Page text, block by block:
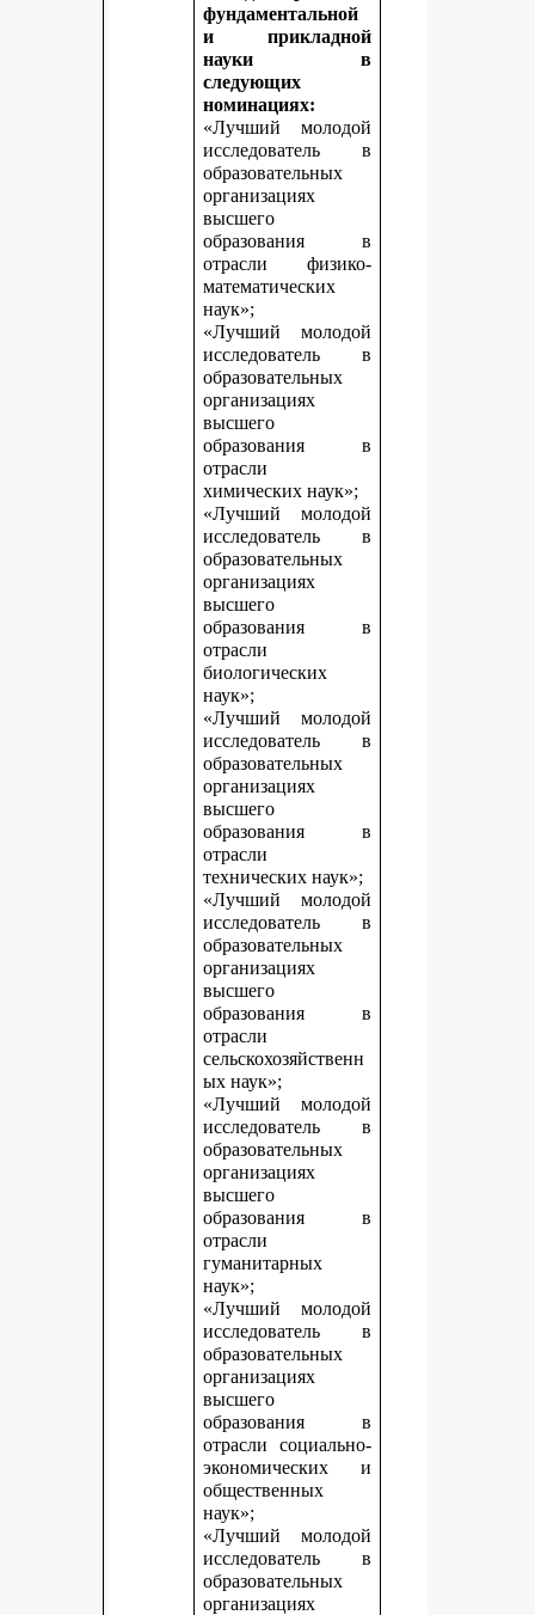
фундаментальной
и прикладной
науки в
следующих
номинациях:
«Лучший молодой
исследователь в
образовательных
организациях
высшего
образования в
отрасли физико-
математических
наук»;
«Лучший молодой
исследователь в
образовательных
организациях
высшего
образования в
отрасли
химических наук»;
«Лучший молодой
исследователь в
образовательных
организациях
высшего
образования в
отрасли
биологических
наук»;
«Лучший молодой
исследователь в
образовательных
организациях
высшего
образования в
отрасли
технических наук»;
«Лучший молодой
исследователь в
образовательных
организациях
высшего
образования в
отрасли
сельскохозяйственн
ых наук»;
«Лучший молодой
исследователь в
образовательных
организациях
высшего
образования в
отрасли
гуманитарных
наук»;
«Лучший молодой
исследователь в
образовательных
организациях
высшего
образования в
отрасли социально-
экономических и
общественных
наук»;
«Лучший молодой
исследователь в
образовательных
организациях